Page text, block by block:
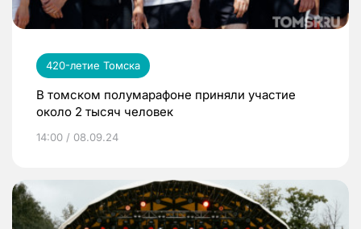
420-летие Томска
В томском полумарафоне приняли участие
около 2 тысяч человек
14:00 / 08.09.24